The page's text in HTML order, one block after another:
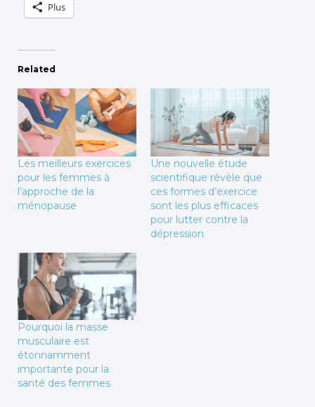
Plus
Related
Les meilleurs exercices
pour les femmes à
l’approche de la
ménopause
Une nouvelle étude
scientifique révèle que
ces formes d’exercice
sont les plus efficaces
pour lutter contre la
dépression
Pourquoi la masse
musculaire est
étonnamment
importante pour la
santé des femmes